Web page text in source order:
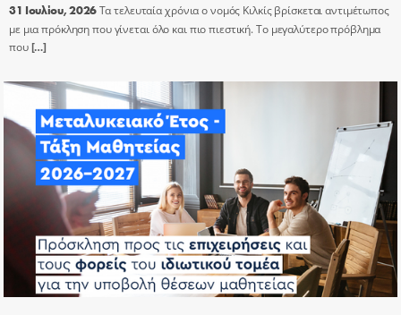
31 Ιουλίου, 2026Τα τελευταία χρόνια ο νομός Κιλκίς βρίσκεται αντιμέτωπος
με μια πρόκληση που γίνεται όλο και πιο πιεστική. Το μεγαλύτερο πρόβλημα
που[…]